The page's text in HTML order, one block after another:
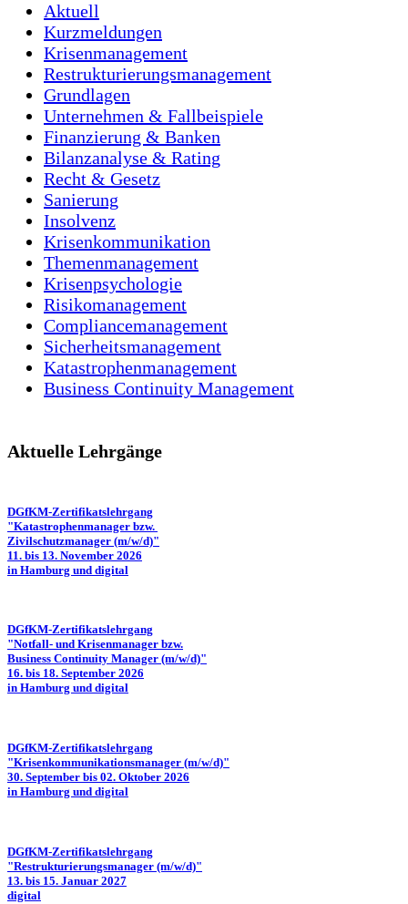
Aktuell
Kurzmeldungen
Krisenmanagement
Restrukturierungsmanagement
Grundlagen
Unternehmen & Fallbeispiele
Finanzierung & Banken
Bilanzanalyse & Rating
Recht & Gesetz
Sanierung
Insolvenz
Krisenkommunikation
Themenmanagement
Krisenpsychologie
Risikomanagement
Compliancemanagement
Sicherheitsmanagement
Katastrophenmanagement
Business Continuity Management
Aktuelle Lehrgänge
DGfKM-Zertifikatslehrgang
"Katastrophenmanager bzw.
Zivilschutzmanager (m/w/d)"
11. bis 13. November 2026
in Hamburg und digital
DGfKM-Zertifikatslehrgang
"Notfall- und Krisenmanager bzw.
Business Continuity Manager (m/w/d)"
16. bis 18. September 2026
in Hamburg und digital
DGfKM-Zertifikatslehrgang
"Krisenkommunikationsmanager (m/w/d)"
30. September bis 02. Oktober 2026
in Hamburg und digital
DGfKM-Zertifikatslehrgang
"Restrukturierungsmanager (m/w/d)"
13. bis 15. Januar 2027
digital